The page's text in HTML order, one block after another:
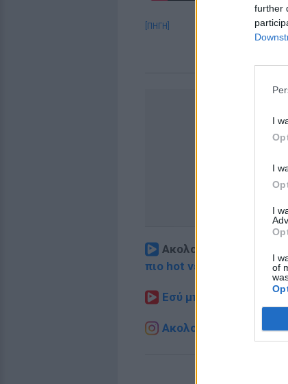
further
I
I
I
I
of
[ΠΗΓΗ]
Ακολουθήστε το E-
πιο hot νέα
Εσύ μπήκες στο E-
Ακολουθήστε το E-